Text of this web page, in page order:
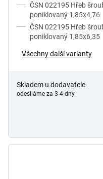
ČSN 022195 Hřeb
poniklovaný 1,85x4,76
ČSN 022195 Hřeb
poniklovaný 1,85x6,35
Všechny další varianty
Skladem u dodavatele
odesíláme za 3-4 dny